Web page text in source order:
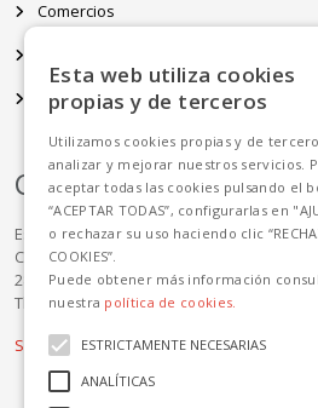
Comercios
Espacios disponibles
Contacto
Estación Sur de Autobuses de Madrid
C/ Méndez Álvaro 83
28045 Madrid
Tlf: +34 91 468 42 00
Sugerencias y reclamaciones
Esta web utiliza cookies
propias y de terceros
Utilizamos cookies propias y de
analizar y mejorar nuestros servicios.
aceptar todas las cookies pulsando el
“ACEPTAR TODAS”, configurarlas en
o rechazar su uso haciendo clic
COOKIES”.
Puede obtener más información
nuestra política de cookies.
ESTRICTAMENTE NECESARIAS
ANALÍTICAS